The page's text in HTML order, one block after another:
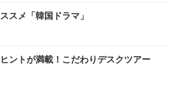
スメ「韓国ドラマ」
ントが満載！こだわりデスクツアー